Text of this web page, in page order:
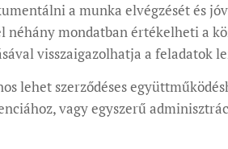
a munka elvégzését és
néhány mondatban értékelheti a
visszaigazolhatja a feladatok
lehet szerződéses
vagy egyszerű